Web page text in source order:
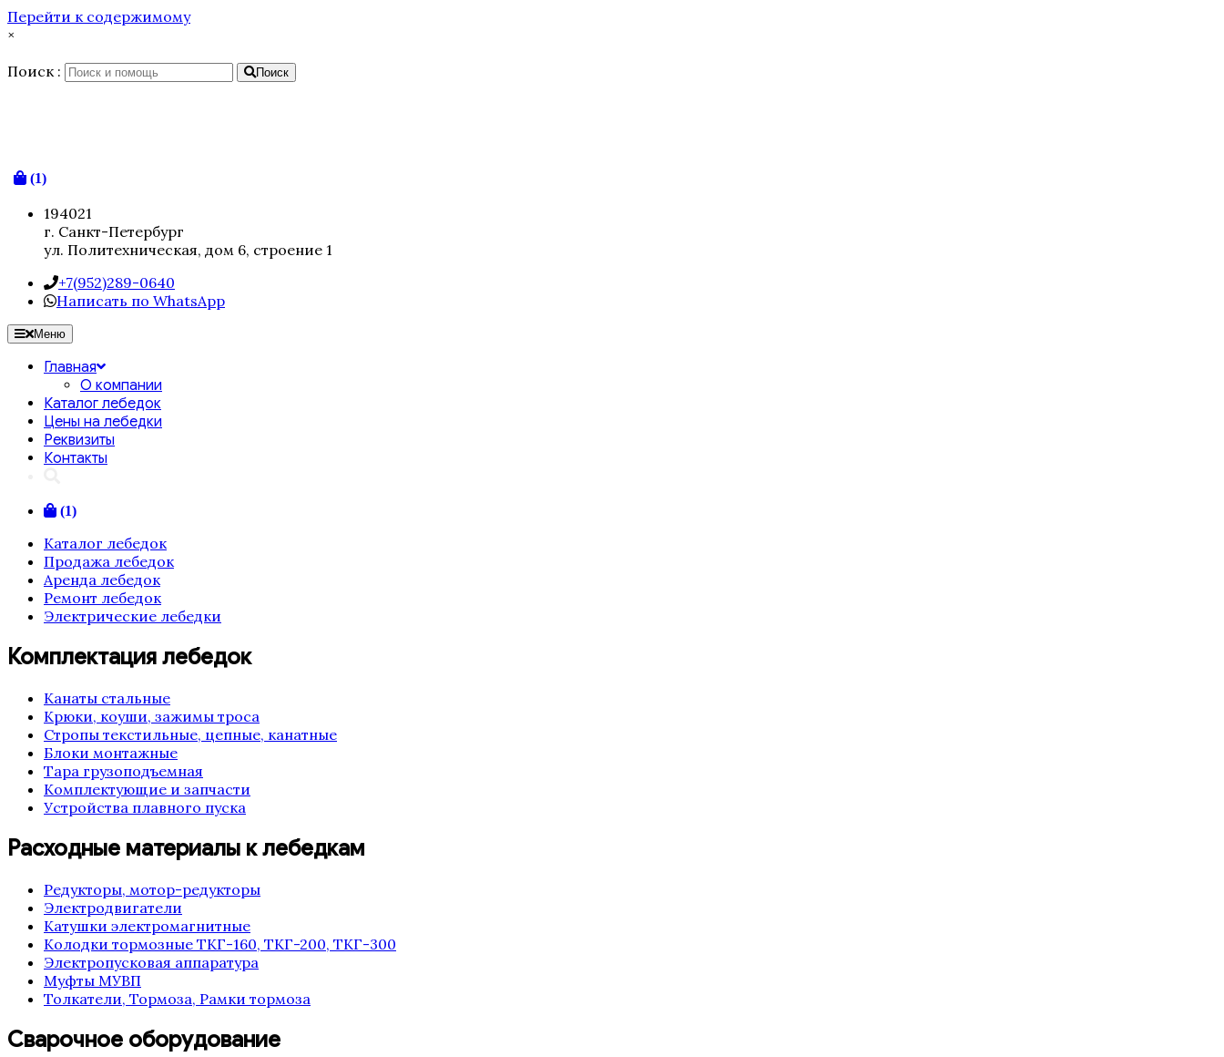
Перейти к содержимому
×
Поиск :
Поиск
(1)
194021
г. Санкт-Петербург
ул. Политехническая, дом 6, строение 1
+7(952)289-0640
Написать по WhatsApp
Меню
Главная
О компании
Каталог лебедок
Цены на лебедки
Реквизиты
Контакты
(1)
Каталог лебедок
Продажа лебедок
Аренда лебедок
Ремонт лебедок
Электрические лебедки
Комплектация лебедок
Канаты стальные
Крюки, коуши, зажимы троса
Стропы текстильные, цепные, канатные
Блоки монтажные
Тара грузоподъемная
Комплектующие и запчасти
Устройства плавного пуска
Расходные материалы к лебедкам
Редукторы, мотор-редукторы
Электродвигатели
Катушки электромагнитные
Колодки тормозные ТКГ-160, ТКГ-200, ТКГ-300
Электропусковая аппаратура
Муфты МУВП
Толкатели, Тормоза, Рамки тормоза
Сварочное оборудование